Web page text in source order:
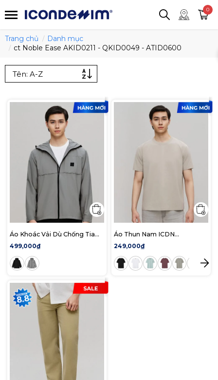
0
Trang chủ
Danh mục
ct Noble Ease AKID0211 - QKID0049 - ATID0600
Áo Khoác Vải Dù Chống Tia
UV Nam Sun Shield Form
499,000₫
Áo Thun Nam ICDN
ComfiTee Form Regular
249,000₫